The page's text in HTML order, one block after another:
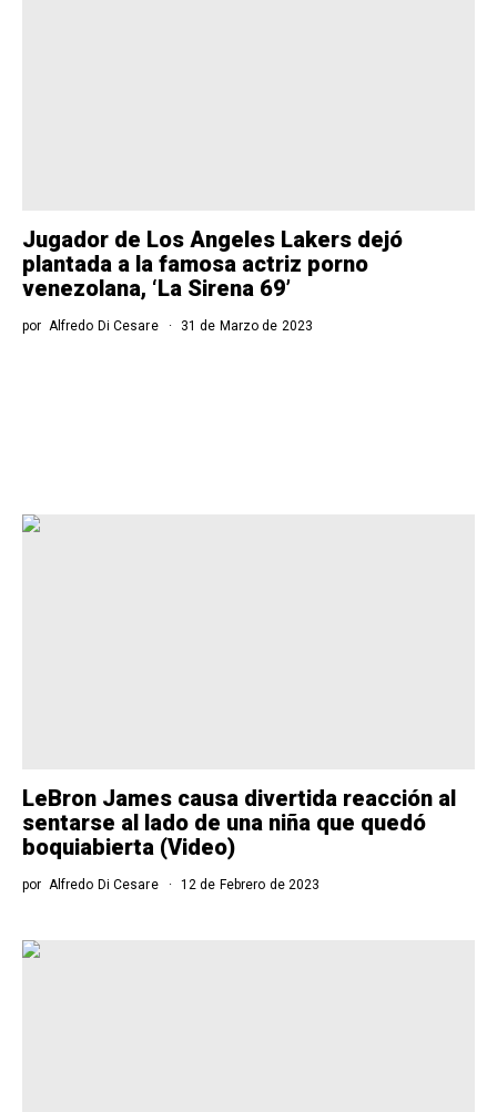
Jugador de Los Angeles Lakers dejó
plantada a la famosa actriz porno
venezolana, ‘La Sirena 69’
por Alfredo Di Cesare 31 de Marzo de 2023
LeBron James causa divertida reacción al
sentarse al lado de una niña que quedó
boquiabierta (Video)
por Alfredo Di Cesare 12 de Febrero de 2023